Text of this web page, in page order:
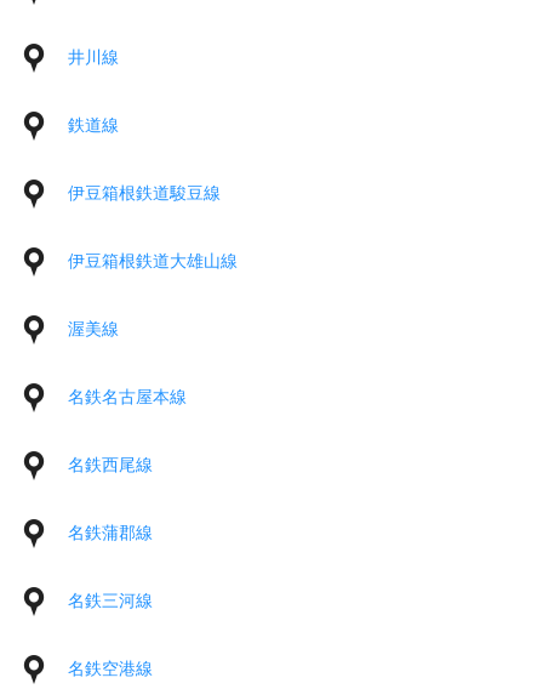
井川線
鉄道線
伊豆箱根鉄道駿豆線
伊豆箱根鉄道大雄山線
渥美線
名鉄名古屋本線
名鉄西尾線
名鉄蒲郡線
名鉄三河線
名鉄空港線